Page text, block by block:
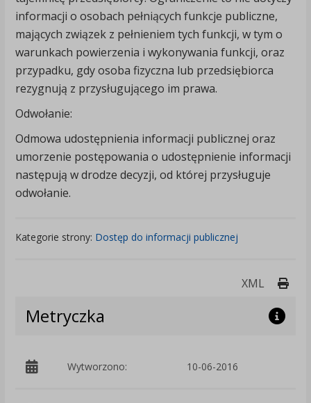
informacji o osobach pełniących funkcje publiczne,
mających związek z pełnieniem tych funkcji, w tym o
warunkach powierzenia i wykonywania funkcji, oraz
przypadku, gdy osoba fizyczna lub przedsiębiorca
rezygnują z przysługującego im prawa.
Odwołanie:
Odmowa udostępnienia informacji publicznej oraz
umorzenie postępowania o udostępnienie informacji
następują w drodze decyzji, od której przysługuje
odwołanie.
Kategorie strony: Dostęp do informacji publicznej
XML
Metryczka
Wytworzono: 10-06-2016